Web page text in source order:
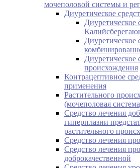
мочеполовой системы и
Диуретическое
Диуретическое
Диуретическое
Диуретическое
происхождения
Контрацептивное
применения
Растительного
(мочеполовая
Средство лечения
гиперплазии
растительного
Средство лечения
Средство лечения
доброкачественной